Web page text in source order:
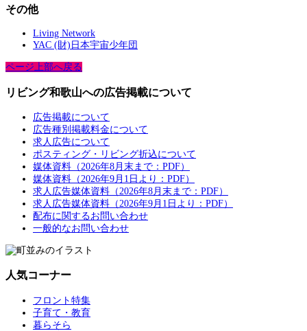
その他
Living Network
YAC (財)日本宇宙少年団
ページ上部へ戻る
リビング和歌山への広告掲載について
広告掲載について
広告種別掲載料金について
求人広告について
ポスティング・リビング折込について
媒体資料（2026年8月末まで：PDF）
媒体資料（2026年9月1日より：PDF）
求人広告媒体資料（2026年8月末まで：PDF）
求人広告媒体資料（2026年9月1日より：PDF）
配布に関するお問い合わせ
一般的なお問い合わせ
人気コーナー
フロント特集
子育て・教育
暮らそら